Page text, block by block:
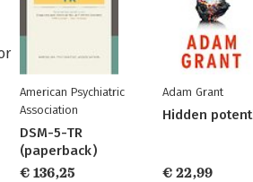
American Psychiatric
Association
DSM-5-TR
(paperback)
€ 136,25
Adam Grant
Hidden
€ 22,99